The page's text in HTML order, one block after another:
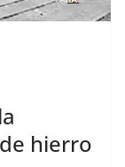
hierro